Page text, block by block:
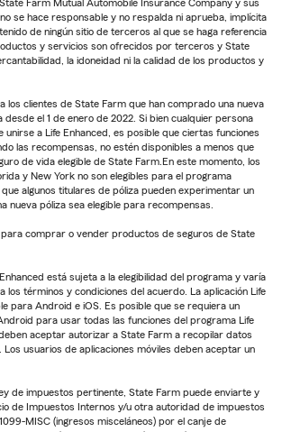
Farm Mutual Automobile Insurance Company y sus
se hace responsable y no respalda ni aprueba, implícita
de ningún sitio de terceros al que se haga referencia
y servicios son ofrecidos por terceros y State
la idoneidad ni la calidad de los productos y
los clientes de State Farm que han comprado una nueva
desde el 1 de enero de 2022. Si bien cualquier persona
unirse a Life Enhanced, es posible que ciertas funciones
las recompensas, no estén disponibles a menos que
de vida elegible de State Farm.En este momento, los
y New York no son elegibles para el programa
algunos titulares de póliza pueden experimentar un
nueva póliza sea elegible para recompensas.
para comprar o vender productos de seguros de State
está sujeta a la elegibilidad del programa y varía
los términos y condiciones del acuerdo. La aplicación Life
para Android e iOS. Es posible que se requiera un
para usar todas las funciones del programa Life
aceptar autorizar a State Farm a recopilar datos
usuarios de aplicaciones móviles deben aceptar un
de impuestos pertinente, State Farm puede enviarte y
de Impuestos Internos y/u otra autoridad de impuestos
MISC (ingresos misceláneos) por el canje de